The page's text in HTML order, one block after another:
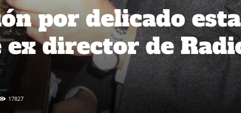
por delicado
ex director de
17827